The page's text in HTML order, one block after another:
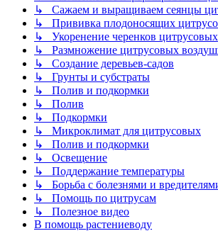
↳ Сажаем и выращиваем сеянцы
↳ Прививка плодоносящих
↳ Укоренение черенков цитрусовых
↳ Размножение цитрусовых
↳ Создание деревьев-садов
↳ Грунты и субстраты
↳ Полив и подкормки
↳ Полив
↳ Подкормки
↳ Микроклимат для цитрусовых
↳ Полив и подкормки
↳ Освещение
↳ Поддержание температуры
↳ Борьба с болезнями и
↳ Помощь по цитрусам
↳ Полезное видео
В помощь растениеводу